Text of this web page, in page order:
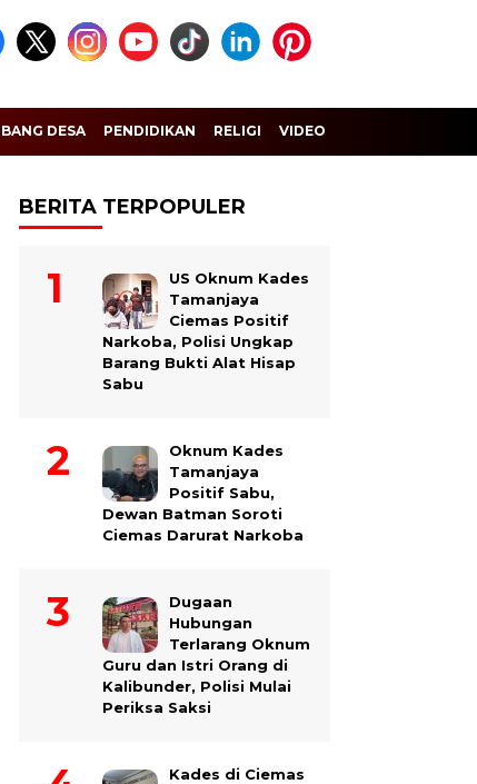
DESA PENDIDIKAN RELIGI VIDEO
BERITA TERPOPULER
US Oknum Kades
Tamanjaya
Ciemas Positif
Narkoba, Polisi Ungkap
Barang Bukti Alat Hisap
Sabu
Oknum Kades
Tamanjaya
Positif Sabu,
Dewan Batman Soroti
Ciemas Darurat Narkoba
Dugaan
Hubungan
Terlarang Oknum
Guru dan Istri Orang di
Kalibunder, Polisi Mulai
Periksa Saksi
Kades di Ciemas